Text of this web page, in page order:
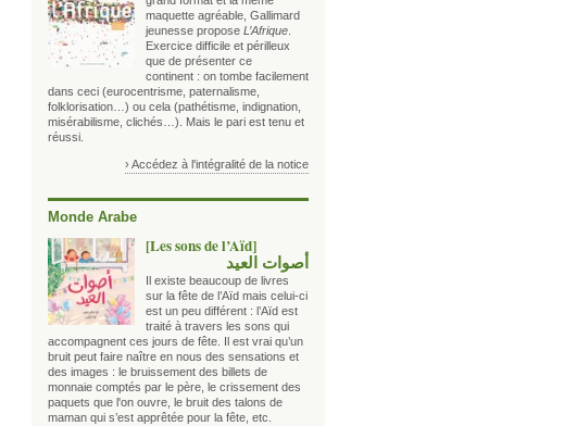
maquette agréable, Gallimard
jeunesse propose L’Afrique
Exercice difficile et périlleux
que de présenter ce
continent : on tombe facilement
dans ceci (eurocentrisme, paternalisme,
folklorisation…) ou cela (pathétisme, indignation,
misérabilisme, clichés…). Mais le pari est tenu et
réussi.
› Accédez à l'intégralité de la notice
Monde Arabe
[Les sons de l’Aïd]
أصوات العيد
Il existe beaucoup de livres
sur la fête de l’Aïd mais celui-ci
est un peu différent : l’Aïd est
traité à travers les sons qui
accompagnent ces jours de fête. Il est vrai qu’un
bruit peut faire naître en nous des sensations et
des images : le bruissement des billets de
monnaie comptés par le père, le crissement des
paquets que l'on ouvre, le bruit des talons de
maman qui s’est apprêtée pour la fête, etc.